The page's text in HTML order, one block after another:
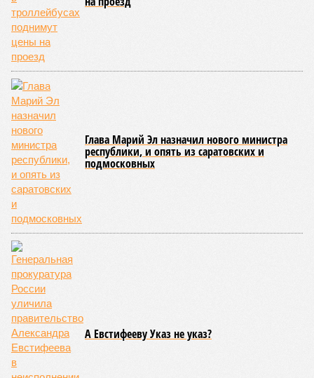
Глава Марий Эл назначил нового министра
республики, и опять из саратовских и
подмосковных
А Евстифееву Указ не указ?